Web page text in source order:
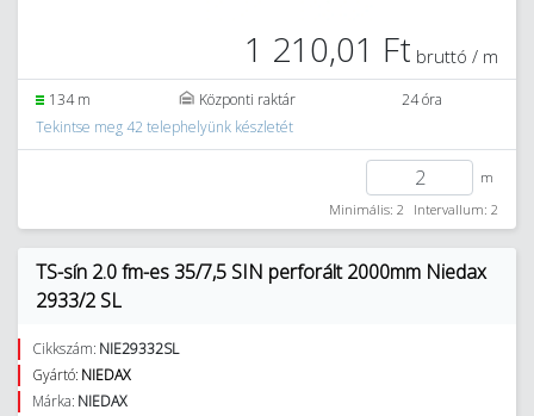
1 210,01 Ft bruttó / m
134 m Központi raktár
24 óra
Tekintse meg 42 telephelyünk készletét
m
Minimális: 2
Intervallum: 2
TS-sín 2.0 fm-es 35/7,5 SIN perforált 2000mm Niedax
2933/2 SL
Cikkszám: NIE29332SL
Gyártó: NIEDAX
Márka: NIEDAX